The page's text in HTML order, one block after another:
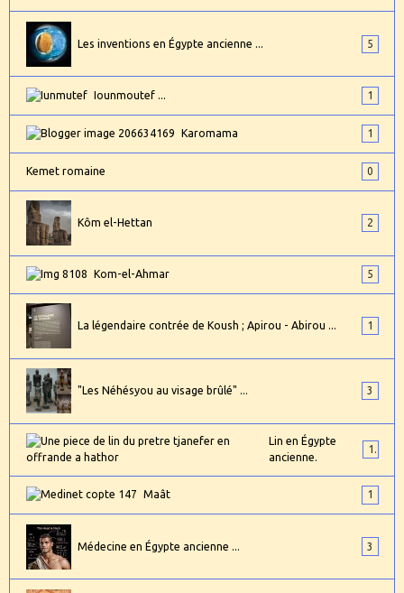
Les inventions en Égypte ancienne ... 5
Iounmoutef ... 1
Karomama 1
Kemet romaine 0
Kôm el-Hettan 2
Kom-el-Ahmar 5
La légendaire contrée de Koush ; Apirou - Abirou ... 1
"Les Néhésyou au visage brûlé" ... 3
Lin en Égypte
ancienne.
1
Maât 1
Médecine en Égypte ancienne ... 3